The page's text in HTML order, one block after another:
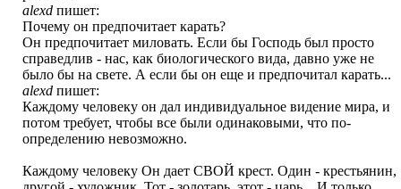
alexd пишет:
Почему он предпочитает карать?
Он предпочитает миловать. Если бы Господь был просто
справедлив - нас, как биологического вида, давно уже не
было бы на свете. А если бы он еще и предпочитал карать...
alexd пишет:
Каждому человеку он дал индивидуальное видение мира, и
потом требует, чтобы все были одинаковыми, что по-
определению невозможно.
Каждому человеку Он дает СВОЙ крест. Один - крестьянин,